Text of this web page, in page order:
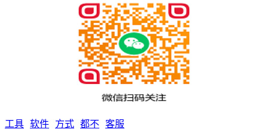
工具 软件 方式 都不 客服